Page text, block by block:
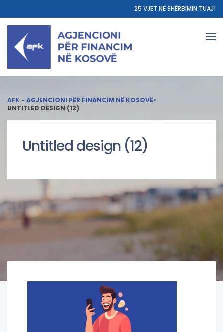
25 VJET NË SHËRBIMIN TUAJ!
AFK - AGJENCIONI PËR FINANCIM NË KOSOVË>
UNTITLED DESIGN (12)
Untitled design (12)